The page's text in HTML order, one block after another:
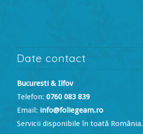
Date contact
Bucuresti & Ilfov
Telefon: 0760 083 839
Email: info@foliegeam.ro
Servicii disponibile în toată România.